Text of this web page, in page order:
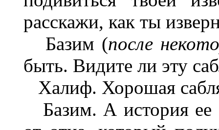
расскажи, как ты
Базим (после
быть. Видите ли эту
Халиф. Хорошая
Базим. А история ее